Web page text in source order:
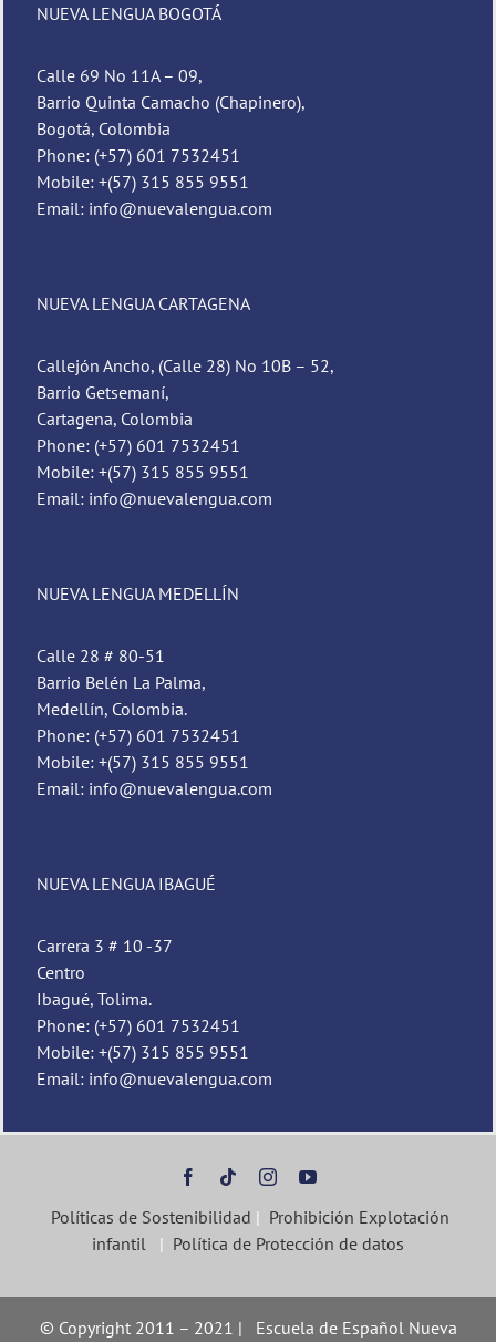
NUEVA LENGUA BOGOTÁ
Calle 69 No 11A – 09,
Barrio Quinta Camacho (Chapinero),
Bogotá, Colombia
Phone: (+57) 601 7532451
Mobile: +(57) 315 855 9551
Email: info@nuevalengua.com
NUEVA LENGUA CARTAGENA
Callejón Ancho, (Calle 28) No 10B – 52,
Barrio Getsemaní,
Cartagena, Colombia
Phone: (+57) 601 7532451
Mobile: +(57) 315 855 9551
Email: info@nuevalengua.com
NUEVA LENGUA MEDELLÍN
Calle 28 # 80-51
Barrio Belén La Palma,
Medellín, Colombia.
Phone: (+57) 601 7532451
Mobile: +(57) 315 855 9551
Email: info@nuevalengua.com
NUEVA LENGUA IBAGUÉ
Carrera 3 # 10 -37
Centro
Ibagué, Tolima.
Phone: (+57) 601 7532451
Mobile: +(57) 315 855 9551
Email: info@nuevalengua.com
Políticas de Sostenibilidad | Prohibición Explotación
infantil | Política de Protección de datos
© Copyright 2011 – 2021 | Escuela de Español Nueva